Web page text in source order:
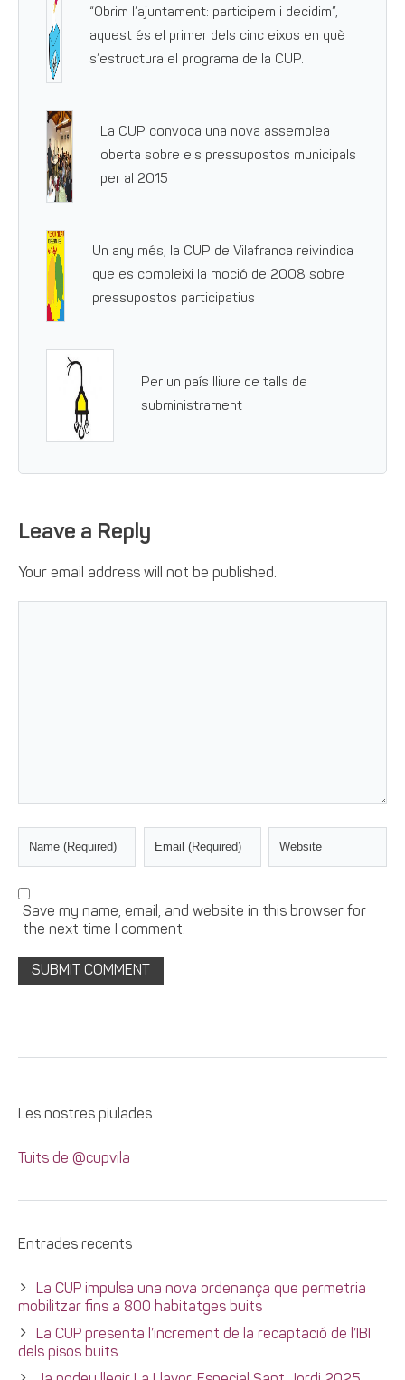
“Obrim l’ajuntament: participem i decidim”,
aquest és el primer dels cinc eixos en què
s’estructura el programa de la CUP.
La CUP convoca una nova assemblea
oberta sobre els pressupostos municipals
per al 2015
Un any més, la CUP de Vilafranca reivindica
que es compleixi la moció de 2008 sobre
pressupostos participatius
Per un país lliure de talls de
subministrament
Leave a Reply
Your email address will not be published.
Save my name, email, and website in this browser for
the next time I comment.
Les nostres piulades
Tuits de @cupvila
Entrades recents
La CUP impulsa una nova ordenança que permetria
mobilitzar fins a 800 habitatges buits
La CUP presenta l’increment de la recaptació de l’IBI
dels pisos buits